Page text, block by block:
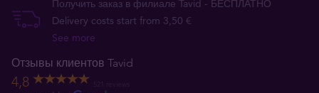
Получить заказ в филиале Tavid - БЕСПЛАТНО
Delivery costs start from 3,50 €
See more
Отзывы клиентов Tavid
4,8